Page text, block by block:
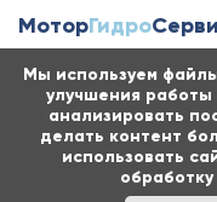
Мы используем
улучшения
анализировать
делать контент
использовать
МоторГидро